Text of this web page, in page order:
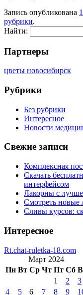
Запись опубликована
рубрики.
Найти:
Партнеры
цветы новосибирск
Рубрики
Без рубрики
Интересное
Новости
Свежие записи
Комплексная
Скачать
интерфейсом
Лакорны с
Смотреть новые
Сливы курсов:
Интересное
Rt.chat-ruletka-18.com
Март 2024
Пн Вт Ср Чт Пт Сб
1
2
3
4
5 6 7 8 9